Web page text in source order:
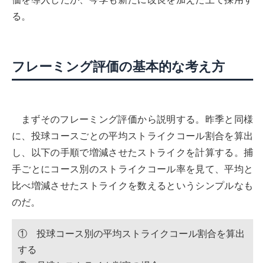
る。
フレーミング評価の基本的な考え方
まずそのフレーミング評価から説明する。昨季と同様
に、投球コースごとの平均ストライクコール割合を算出
し、以下の手順で増減させたストライクを計算する。捕
手ごとにコース別のストライクコール率を見て、平均と
比べ増減させたストライクを数えるというシンプルなも
のだ。
① 投球コース別の平均ストライクコール割合を算出
する